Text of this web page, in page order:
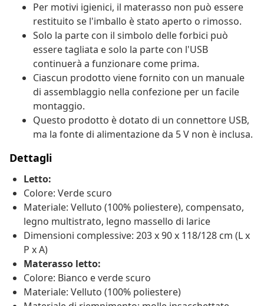
Per motivi igienici, il materasso non può essere
restituito se l'imballo è stato aperto o rimosso.
Solo la parte con il simbolo delle forbici può
essere tagliata e solo la parte con l'USB
continuerà a funzionare come prima.
Ciascun prodotto viene fornito con un manuale
di assemblaggio nella confezione per un facile
montaggio.
Questo prodotto è dotato di un connettore USB,
ma la fonte di alimentazione da 5 V non è inclusa.
Dettagli
Letto:
Colore: Verde scuro
Materiale: Velluto (100% poliestere), compensato,
legno multistrato, legno massello di larice
Dimensioni complessive: 203 x 90 x 118/128 cm (L x
P x A)
Materasso letto:
Colore: Bianco e verde scuro
Materiale: Velluto (100% poliestere)